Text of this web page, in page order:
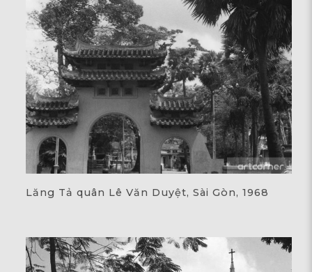
Lăng Tả quân Lê Văn Duyệt, Sài Gòn, 1968